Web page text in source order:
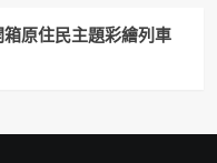
原住民主題彩繪列車